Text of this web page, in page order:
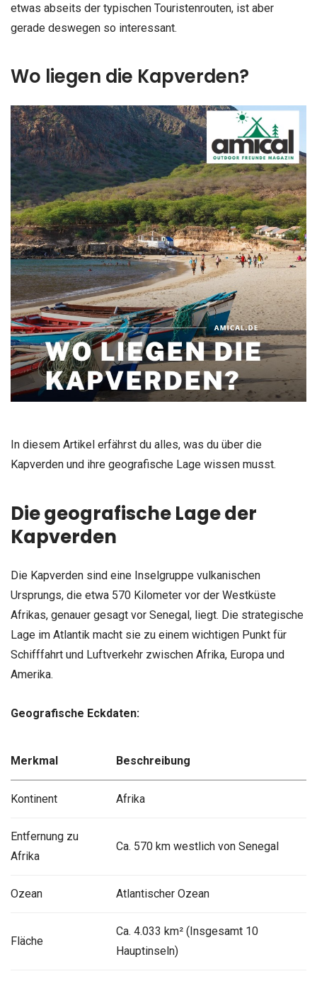
etwas abseits der typischen Touristenrouten, ist aber
gerade deswegen so interessant.
Wo liegen die Kapverden?
In diesem Artikel erfährst du alles, was du über die
Kapverden und ihre geografische Lage wissen musst.
Die geografische Lage der
Kapverden
Die Kapverden sind eine Inselgruppe vulkanischen
Ursprungs, die etwa 570 Kilometer vor der Westküste
Afrikas, genauer gesagt vor Senegal, liegt. Die strategische
Lage im Atlantik macht sie zu einem wichtigen Punkt für
Schifffahrt und Luftverkehr zwischen Afrika, Europa und
Amerika.
Geografische Eckdaten:
Merkmal Beschreibung
Kontinent Afrika
Entfernung zu
Afrika
Ca. 570 km westlich von Senegal
Ozean Atlantischer Ozean
Fläche
Ca. 4.033 km² (Insgesamt 10
Hauptinseln)